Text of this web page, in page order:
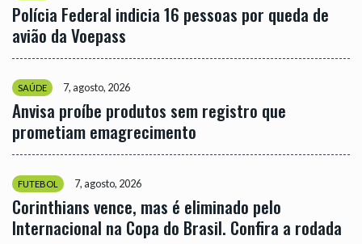
Polícia Federal indicia 16 pessoas por queda de
avião da Voepass
SAÚDE 7, agosto, 2026
Anvisa proíbe produtos sem registro que
prometiam emagrecimento
FUTEBOL 7, agosto, 2026
Corinthians vence, mas é eliminado pelo
Internacional na Copa do Brasil. Confira a rodada